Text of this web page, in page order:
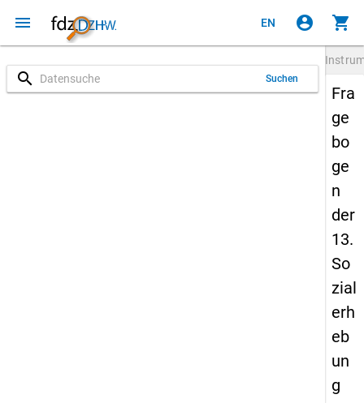
menu EN account_circle shopping_cart
search Suchen
Fra
ge
bo
ge
n
der
13.
So
zial
erh
eb
un
g